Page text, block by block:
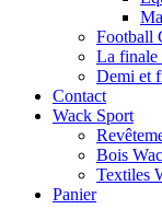
Football
La finale
Demi et
Contact
Wack Sport
Bois
Textiles
Panier